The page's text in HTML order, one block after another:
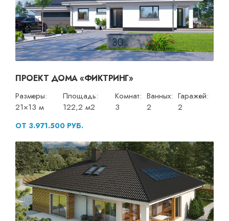
ПРОЕКТ ДОМА «ФИКТРИНГ»
Размеры:
21×13 м
Площадь:
122,2 м2
Комнат:
3
Ванных:
2
Гаражей:
2
ОТ 3.971.500 РУБ.